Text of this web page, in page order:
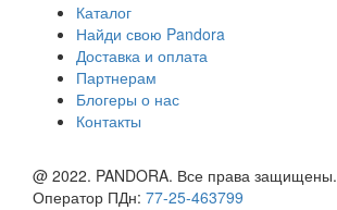
Каталог
Найди свою Pandora
Доставка и оплата
Партнерам
Блогеры о нас
Контакты
@ 2022. PANDORA. Все права защищены.
Оператор ПДн: 77-25-463799